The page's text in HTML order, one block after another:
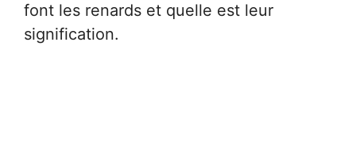
font les renards et quelle est leur
signification.